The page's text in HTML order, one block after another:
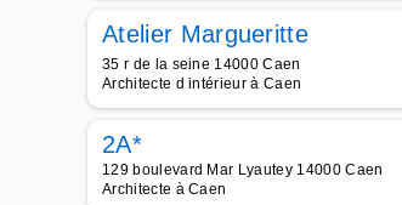
Atelier Margueritte
35 r de la seine 14000 Caen
Architecte d intérieur à Caen
2A*
129 boulevard Mar Lyautey 14000 Caen
Architecte à Caen